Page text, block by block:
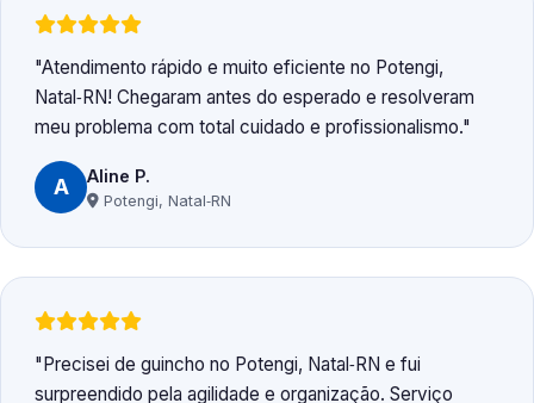
Atendimento rápido e muito eficiente no Potengi,
Natal‑RN! Chegaram antes do esperado e resolveram
meu problema com total cuidado e profissionalismo.
A Aline P.
Potengi, Natal‑RN
Precisei de guincho no Potengi, Natal‑RN e fui
surpreendido pela agilidade e organização. Serviço